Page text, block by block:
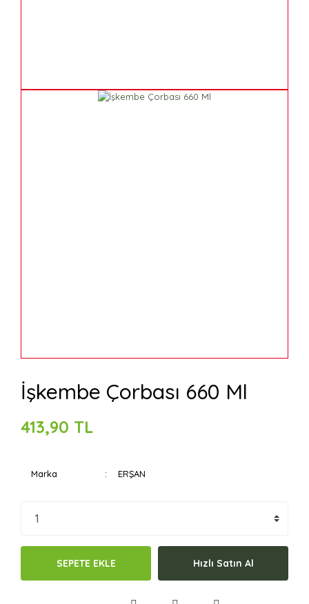
İşkembe Çorbası 660 Ml
413,90 TL
Marka ERŞAN
SEPETE EKLE Hızlı Satın Al